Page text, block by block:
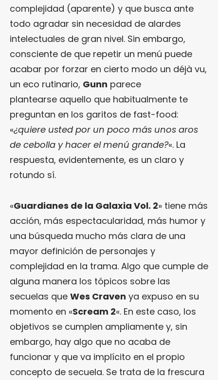
complejidad (aparente) y que busca ante
todo agradar sin necesidad de alardes
intelectuales de gran nivel. Sin embargo,
consciente de que repetir un menú puede
acabar por forzar en cierto modo un déjà vu,
un eco rutinario, Gunn parece
plantearse aquello que habitualmente te
preguntan en los garitos de fast-food:
«¿quiere usted por un poco más unos aros
de cebolla y hacer el menú grande?«. La
respuesta, evidentemente, es un claro y
rotundo sí.
«Guardianes de la Galaxia Vol. 2» tiene más
acción, más espectacularidad, más humor y
una búsqueda mucho más clara de una
mayor definición de personajes y
complejidad en la trama. Algo que cumple de
alguna manera los tópicos sobre las
secuelas que Wes Craven ya expuso en su
momento en «Scream 2«. En este caso, los
objetivos se cumplen ampliamente y, sin
embargo, hay algo que no acaba de
funcionar y que va implícito en el propio
concepto de secuela. Se trata de la frescura